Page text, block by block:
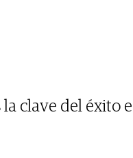
clave del éxito